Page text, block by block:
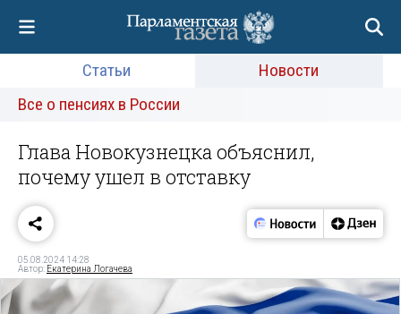
Статьи
Новости
Все о пенсиях в России
Глава Новокузнецка объяснил,
почему ушел в отставку
05.08.2024 14:28
Автор: Екатерина Логачева